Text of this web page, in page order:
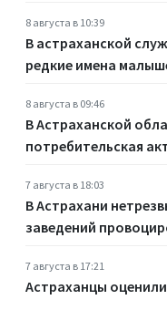
8 августа в 10:39
В астраханской
редкие имена
8 августа в 09:46
В Астраханской
потребительская
7 августа в 18:03
В Астрахани
заведений
7 августа в 17:21
Астраханцы